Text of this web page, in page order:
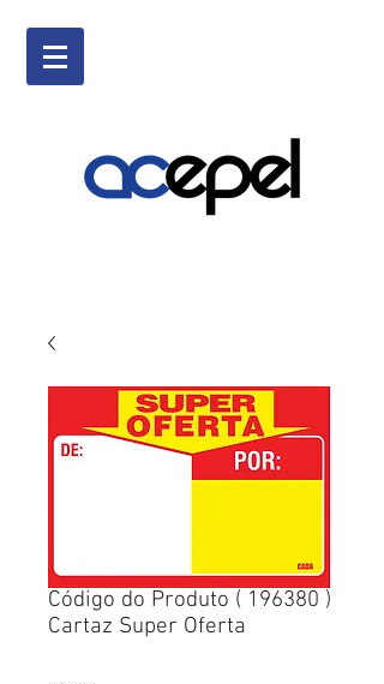
Código do Produto ( 196380 )
Cartaz Super Oferta